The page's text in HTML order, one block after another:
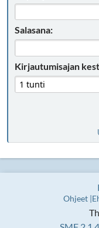
Salasana:
Kirjautumisajan
Ohjeet